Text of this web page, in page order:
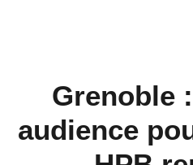
Grenoble
audience